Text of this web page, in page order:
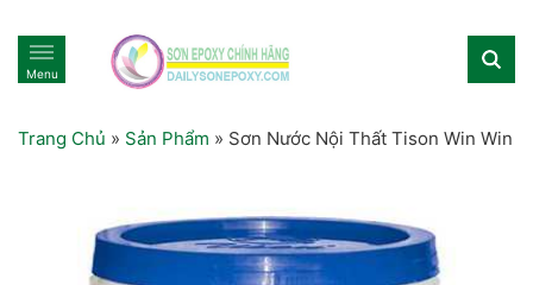
Menu
Trang Chủ » Sản Phẩm » Sơn Nước Nội Thất Tison Win Win